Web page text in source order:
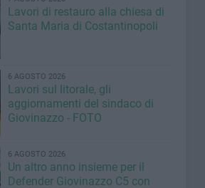
Lavori di restauro alla chiesa di
Santa Maria di Costantinopoli
6 AGOSTO 2026
Lavori sul litorale, gli
aggiornamenti del sindaco di
Giovinazzo - FOTO
6 AGOSTO 2026
Un altro anno insieme per il
Defender Giovinazzo C5 con